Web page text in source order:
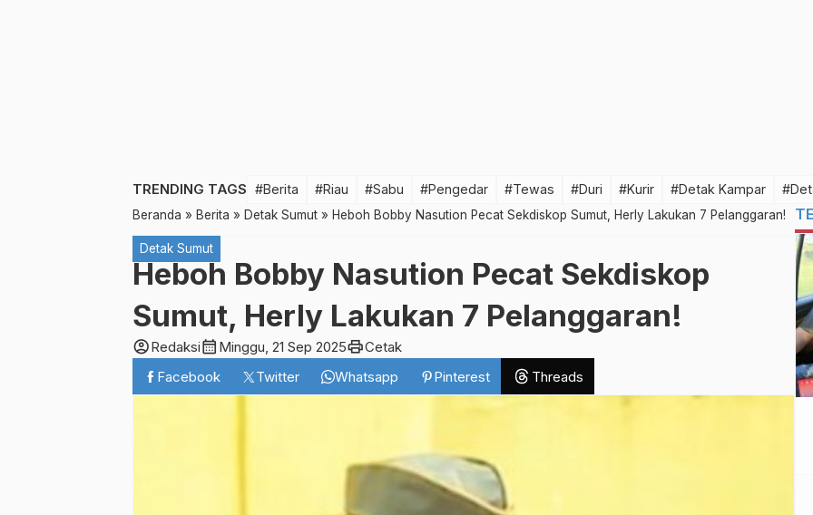
TRENDING TAGS #Berita #Riau #Sabu #Pengedar #Tewas #Duri #Kurir #Detak Kampar
Beranda » Berita » Detak Sumut » Heboh Bobby Nasution Pecat Sekdiskop Sumut, Herly Lakukan 7 Pelanggaran!
Detak Sumut
Heboh Bobby Nasution Pecat Sekdiskop
Sumut, Herly Lakukan 7 Pelanggaran!
account_circleRedaksicalendar_month Minggu, 21 Sep 2025printCetak
Facebook
Twitter Whatsapp Pinterest Threads